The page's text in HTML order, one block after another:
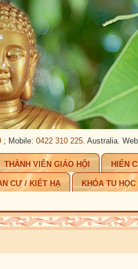
0422 310 225 . Australia.Website:
THÀNH VIÊN GIÁO HỘI HIẾN
CƯ / KIẾT HẠ KHÓA TU